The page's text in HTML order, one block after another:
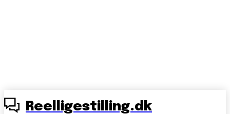
Reelligestilling.dk